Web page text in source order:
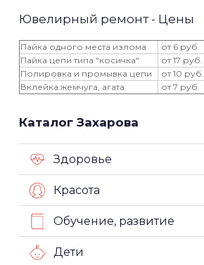
Ювелирный ремонт - Цены
Пайка одного места излома
от 6 руб.
Пайка цепи типа "косичка"
от 17 руб.
Полировка и промывка цепи
от 10 руб.
Вклейка жемчуга, агата
от 7 руб.
Каталог Захарова
Здоровье
Красота
Обучение, развитие
Дети